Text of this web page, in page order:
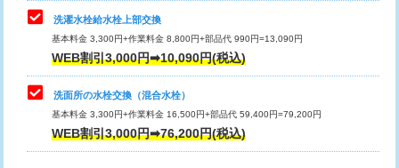
排水管工事（追加 排水管工事/3ｍ超
え）
マス交換（土の掘削・埋め戻し作業）
マス交換（深さ50㎝未満）
マス交換（深さ50㎝以上）
交換・取付（タンク）
交換・取付(単水栓（壁付・デッキ
式）)
交換・取付(混合水栓（壁付・デッキ
式・ワンホール）)
16,500円+材料費
洗濯水栓給水栓上部交換
基本料金 3,300円+作業料金 8,800円+部品代 990円=13,090円
WEB割引3,000円➡10,090円(税込)
洗面所の水栓交換（混合水栓）
基本料金 3,300円+作業料金 16,500円+部品代 59,400円=79,200円
WEB割引3,000円➡76,200円(税込)